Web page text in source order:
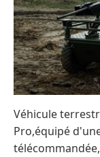
Véhicule
Pro,équipé